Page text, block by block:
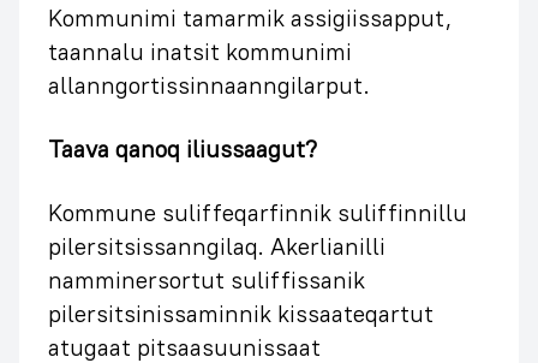
Kommunimi tamarmik assigiissapput,
taannalu inatsit kommunimi
allanngortissinnaanngilarput.
Taava qanoq iliussaagut?
Kommune suliffeqarfinnik suliffinnillu
pilersitsissanngilaq. Akerlianilli
namminersortut suliffissanik
pilersitsinissaminnik kissaateqartut
atugaat pitsaasuunissaat